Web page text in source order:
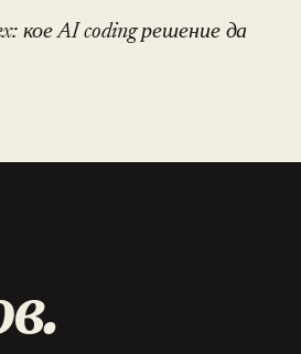
кое AI coding решение да